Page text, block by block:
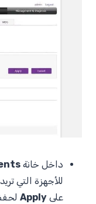
داخل خانة
للأجهزة التي
على Apply